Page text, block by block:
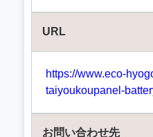
URL
https://www.eco-
taiyoukoupanel-
お問い合わせ先